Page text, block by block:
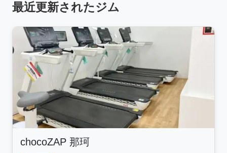
最近更新されたジム
chocoZAP 那珂